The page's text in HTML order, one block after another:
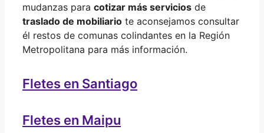
mudanzas para cotizar más servicios de
traslado de mobiliario te aconsejamos consultar
él restos de comunas colindantes en la Región
Metropolitana para más información.
Fletes en Santiago
Fletes en Maipu